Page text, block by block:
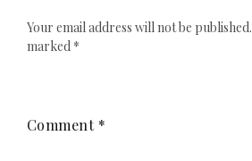
Your email address will not be published.
marked *
Comment *